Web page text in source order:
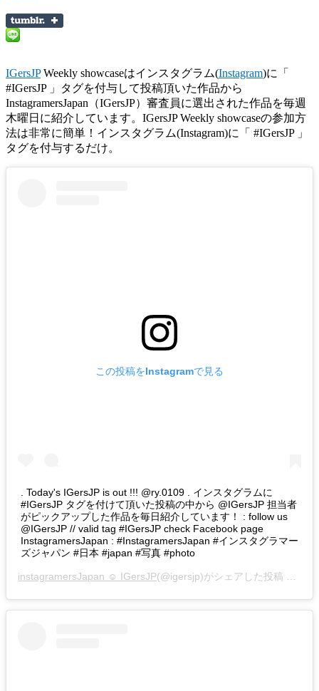
IGersJPWeekly showcaseはインスタグラム(Instagram)に「
#IGersJP 」タグを付与して投稿頂いた作品から
InstagramersJapan（IGersJP）審査員に選出された作品を毎週
木曜日に紹介しています。IGersJP Weekly showcaseの参加方
法は非常に簡単！インスタグラム(Instagram)に「 #IGersJP 」
タグを付与するだけ。
この投稿をInstagramで見る
. Today's IGersJP is out !!! @ry.0109 . インスタグラムに
#IGersJP タグを付けて頂いた投稿の中から @IGersJP 担当者
がピックアップした作品を毎日紹介しています！ : follow us
@IGersJP // valid tag #IGersJP check Facebook page
InstagramersJapan : #InstagramersJapan #インスタグラマー
ズジャパン #日本 #japan #写真 #photo
instagramersJapan ☺︎ IGersJP(@igersjp)がシェアした投稿 –